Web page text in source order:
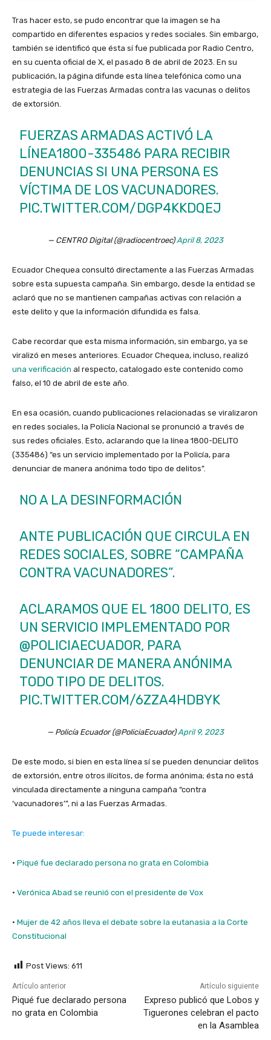
Tras hacer esto, se pudo encontrar que la imagen se ha
compartido en diferentes espacios y redes sociales. Sin embargo,
también se identificó que ésta sí fue publicada por Radio Centro,
en su cuenta oficial de X, el pasado 8 de abril de 2023. En su
publicación, la página difunde esta línea telefónica como una
estrategia de las Fuerzas Armadas contra las vacunas o delitos
de extorsión.
FUERZAS ARMADAS ACTIVÓ LA
LÍNEA1800-335486 PARA RECIBIR
DENUNCIAS SI UNA PERSONA ES
VÍCTIMA DE LOS VACUNADORES.
PIC.TWITTER.COM/DGP4KKDQEJ
— CENTRO Digital (@radiocentroec)April 8, 2023
Ecuador Chequea consultó directamente a las Fuerzas Armadas
sobre esta supuesta campaña. Sin embargo, desde la entidad se
aclaró que no se mantienen campañas activas con relación a
este delito y que la información difundida es falsa.
Cabe recordar que esta misma información, sin embargo, ya se
viralizó en meses anteriores. Ecuador Chequea, incluso, realizó
una verificación al respecto, catalogado este contenido como
falso, el 10 de abril de este año.
En esa ocasión, cuando publicaciones relacionadas se viralizaron
en redes sociales, la Policía Nacional se pronunció a través de
sus redes oficiales. Esto, aclarando que la línea 1800-DELITO
(335486) “es un servicio implementado por la Policía, para
denunciar de manera anónima todo tipo de delitos”.
NO A LA DESINFORMACIÓN
ANTE PUBLICACIÓN QUE CIRCULA EN
REDES SOCIALES, SOBRE “CAMPAÑA
CONTRA VACUNADORES”.
ACLARAMOS QUE EL 1800 DELITO, ES
UN SERVICIO IMPLEMENTADO POR
@POLICIAECUADOR, PARA
DENUNCIAR DE MANERA ANÓNIMA
TODO TIPO DE DELITOS.
PIC.TWITTER.COM/6ZZA4HDBYK
— Policía Ecuador (@PoliciaEcuador)April 9, 2023
De este modo, si bien en esta línea sí se pueden denunciar delitos
de extorsión, entre otros ilícitos, de forma anónima; ésta no está
vinculada directamente a ninguna campaña “contra
‘vacunadores’”, ni a las Fuerzas Armadas.
Te puede interesar:
· Piqué fue declarado persona no grata en Colombia
· Verónica Abad se reunió con el presidente de Vox
· Mujer de 42 años lleva el debate sobre la eutanasia a la Corte
Constitucional
Post Views: 611
Artículo anterior
Piqué fue declarado persona
no grata en Colombia
Artículo siguiente
Expreso publicó que Lobos y
Tiguerones celebran el pacto
en la Asamblea